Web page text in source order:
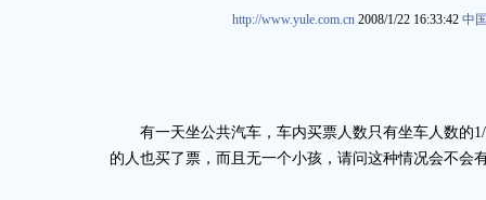
http://www.yule.com.cn 2008/1/22 16:33:42 中
有一天坐公共汽车，车内买票人数只有坐车人数的1/
的人也买了票，而且无一个小孩，请问这种情况会不会